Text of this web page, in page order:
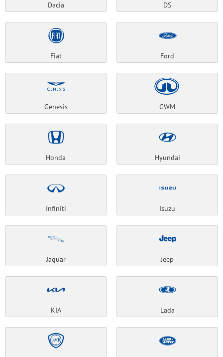
Dacia DS
Fiat Ford
Genesis GWM
Honda Hyundai
Infiniti Isuzu
Jaguar Jeep
KIA Lada